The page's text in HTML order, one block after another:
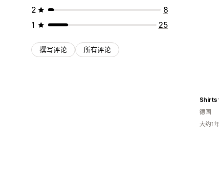
2
8
1
25
撰写评论 所有评论
Shirts
德国
大约1